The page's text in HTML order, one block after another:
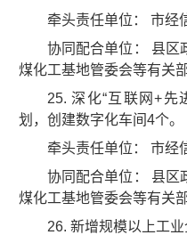
牵头责任单位： 市经
协同配合单位： 县区
煤化工基地管委会等有关部
25. 深化“互联网+先
划，创建数字化车间4个。
牵头责任单位： 市经
协同配合单位： 县区
煤化工基地管委会等有关部
26. 新增规模以上工业